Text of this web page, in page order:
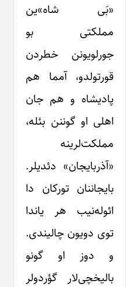
«بَی شاه»ین
مملکتی بو
جورلویونن خطردن
قورتولدو، آمما هم
‌پادیشاه و هم جان
اهلی او گوننن بئله،
مملکت‌لرینه
«آذربایجان» دئدیلر.
بایجاننان تورکان دا
ائوله‌نیب هر یاندا
توی دویون چالیندی.
و دوز او گونو
‌بالیخچی‌لار گؤردولر